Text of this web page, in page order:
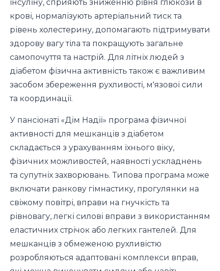
інсуліну, сприяють зниженню рівня глюкози в
крові, нормалізують артеріальний тиск та
рівень холестерину, допомагають підтримувати
здорову вагу тіла та покращують загальне
самопочуття та настрій. Для літніх людей з
діабетом фізична активність також є важливим
засобом збереження рухливості, м'язової сили
та координації.
У пансіонаті «Дім Надії» програма фізичної
активності для мешканців з діабетом
складається з урахуванням їхнього віку,
фізичних можливостей, наявності ускладнень
та супутніх захворювань. Типова програма може
включати ранкову гімнастику, прогулянки на
свіжому повітрі, вправи на гнучкість та
рівновагу, легкі силові вправи з використанням
еластичних стрічок або легких гантелей. Для
мешканців з обмеженою рухливістю
розробляються адаптовані комплекси вправ,